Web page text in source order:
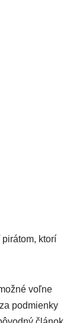
ktorí
voľne
podmienky